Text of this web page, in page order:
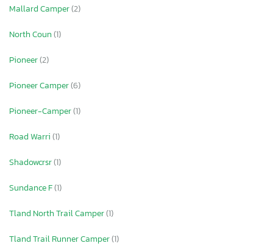
Mallard Camper(2)
North Coun(1)
Pioneer(2)
Pioneer Camper(6)
Pioneer-Camper(1)
Road Warri(1)
Shadowcrsr(1)
Sundance F(1)
Tland North Trail Camper(1)
Tland Trail Runner Camper(1)